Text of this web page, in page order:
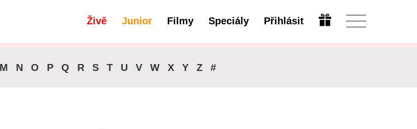
Živě Junior Filmy Speciály Přihlásit Otevřít
M N O P Q R S T U V W X Y Z #